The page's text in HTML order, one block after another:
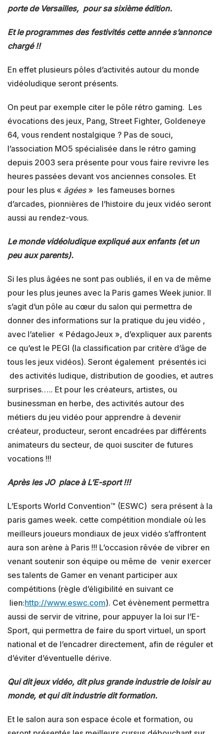
porte de Versailles, pour sa sixième édition.
Et le programmes des festivités cette année s’annonce
chargé !!
En effet plusieurs pôles d’activités autour du monde
vidéoludique seront présents.
On peut par exemple citer le pôle rétro gaming. Les
évocations des jeux, Pang, Street Fighter, Goldeneye
64, vous rendent nostalgique ? Pas de souci,
l’association MO5 spécialisée dans le rétro gaming
depuis 2003 sera présente pour vous faire revivre les
heures passées devant vos anciennes consoles. Et
pour les plus « âgées» les fameuses bornes
d’arcades, pionnières de l’histoire du jeux vidéo seront
aussi au rendez-vous.
Le monde vidéoludique expliqué aux enfants (et un
peu aux parents).
Si les plus âgées ne sont pas oubliés, il en va de même
pour les plus jeunes avec la Paris games Week junior. Il
s’agit d’un pôle au cœur du salon qui permettra de
donner des informations sur la pratique du jeu vidéo ,
avec l’atelier « PédagoJeux », d’expliquer aux parents
ce qu’est le PEGI (la classification par critère d’âge de
tous les jeux vidéos). Seront également présentés ici
des activités ludique, distribution de goodies, et autres
surprises….. Et pour les créateurs, artistes, ou
businessman en herbe, des activités autour des
métiers du jeu vidéo pour apprendre à devenir
créateur, producteur, seront encadrées par différents
animateurs du secteur, de quoi susciter de futures
vocations !!!
Après les JO place à L’E-sport !!!
L’Esports World Convention™ (ESWC) sera présent à la
paris games week. cette compétition mondiale où les
meilleurs joueurs mondiaux de jeux vidéo s’affrontent
aura son arène à Paris !!! L’occasion rêvée de vibrer en
venant soutenir son équipe ou même de venir exercer
ses talents de Gamer en venant participer aux
compétitions (règle d’éligibilité en suivant ce
lien:http://www.eswc.com). Cet évènement permettra
aussi de servir de vitrine, pour appuyer la loi sur l’E-
Sport, qui permettra de faire du sport virtuel, un sport
national et de l’encadrer directement, afin de réguler et
d’éviter d’éventuelle dérive.
Qui dit jeux vidéo, dit plus grande industrie de loisir au
monde, et qui dit industrie dit formation.
Et le salon aura son espace école et formation, ou